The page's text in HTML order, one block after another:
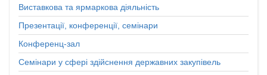
Виставкова та ярмаркова діяльність
Презентації, конференції, семінари
Конференц-зал
Семінари у сфері здійснення державних закупівель